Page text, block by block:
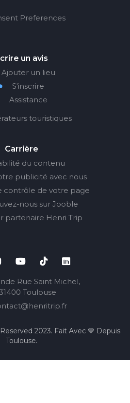
Preferences
un avis
Ajouter un lieu
S'inscrire
Assistance
touristiques
Carrière
du contenu
publicité avec nous
contrôle de votre page
nous sur Jooble
partenaire Henri Trip
  
Rue Saint Michel,
Toulouse
2023. Fait Avec 💙 Depuis
Toulouse.